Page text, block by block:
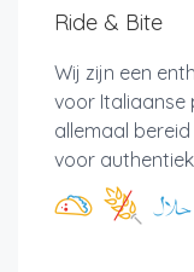
Ride & Bite
Wij zijn een
voor Italiaanse
allemaal
voor